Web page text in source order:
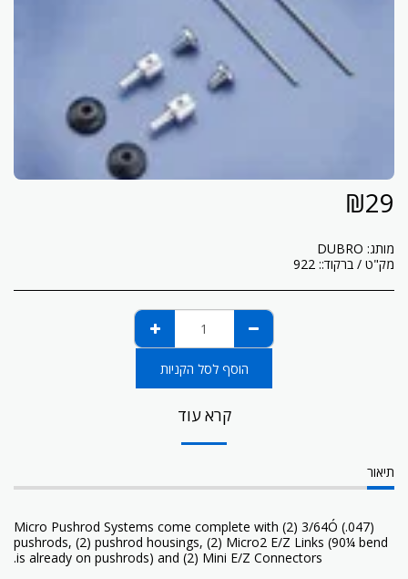
₪29
מותג: DUBRO
מק"ט / ברקוד:: 922
הוסף לסל הקניות
קרא עוד
תיאור
Micro Pushrod Systems come complete with (2) 3/64Ó (.047)
pushrods, (2) pushrod housings, (2) Micro2 E/Z Links (90¼ bend
is already on pushrods) and (2) Mini E/Z Connectors.